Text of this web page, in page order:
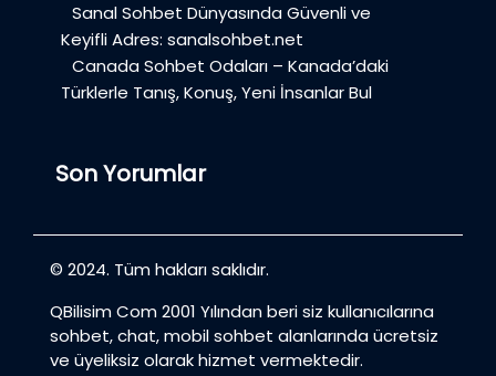
Sanal Sohbet Dünyasında Güvenli ve
Keyifli Adres: sanalsohbet.net
Canada Sohbet Odaları – Kanada’daki
Türklerle Tanış, Konuş, Yeni İnsanlar Bul
Son Yorumlar
© 2024. Tüm hakları saklıdır.
QBilisim Com 2001 Yılından beri siz kullanıcılarına
sohbet, chat, mobil sohbet alanlarında ücretsiz
ve üyeliksiz olarak hizmet vermektedir.